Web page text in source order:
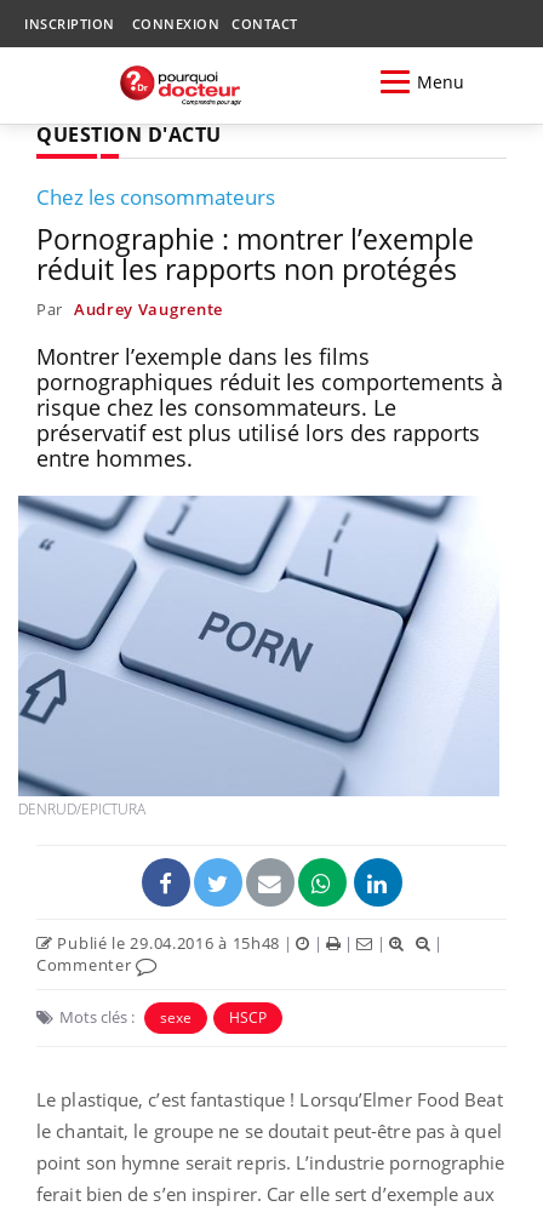
INSCRIPTION CONNEXION CONTACT
Menu
QUESTION D'ACTU
Chez les consommateurs
Pornographie : montrer l’exemple
réduit les rapports non protégés
Par Audrey Vaugrente
Montrer l’exemple dans les films
pornographiques réduit les comportements à
risque chez les consommateurs. Le
préservatif est plus utilisé lors des rapports
entre hommes.
DENRUD/EPICTURA
Publié le 29.04.2016 à 15h48 | | | |
|
Commenter
Mots clés : sexe HSCP
Le plastique, c’est fantastique ! Lorsqu’Elmer Food Beat
le chantait, le groupe ne se doutait peut-être pas à quel
point son hymne serait repris. L’industrie pornographie
ferait bien de s’en inspirer. Car elle sert d’exemple aux